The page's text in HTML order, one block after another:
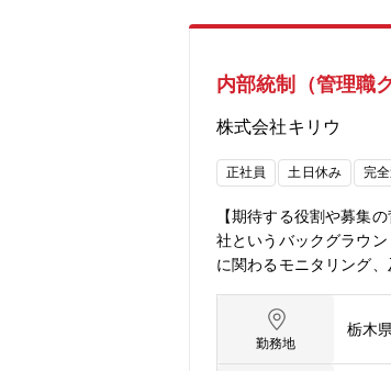
内部統制（管理職
株式会社キリウ
正社員 土日休み 完
【期待する役割や募集
社というバックグラウ
に関わるモニタリング
インド・インドネシア
勤務地
栃木県